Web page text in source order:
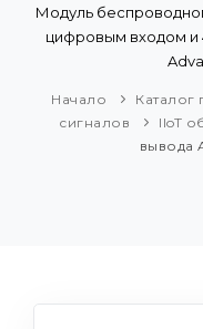
КАТАЛОГ
Модуль
цифровым входом и
Начало Каталог
сигналов
IIoT
вывода